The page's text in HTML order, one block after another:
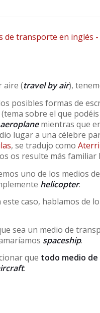
aire (travel by air),
posibles formas de
sobre el que
aeroplanemientras que
lugar a una célebre
, se tradujo como
os resulte más
uno de los medios
helicopter.
este caso, hablamos de
sea un medio de
spaceship.
que todo medio
.